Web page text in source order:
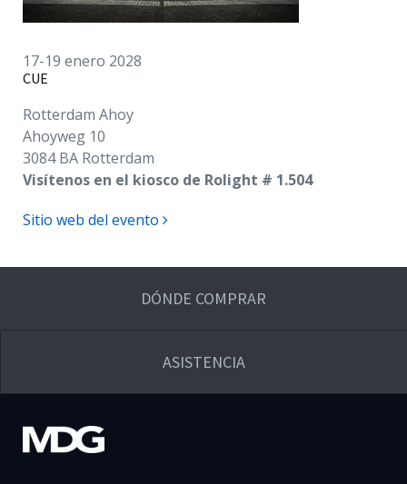
17-19 enero 2028
CUE
Rotterdam Ahoy
Ahoyweg 10
3084 BA Rotterdam
Visítenos en el kiosco de Rolight # 1.504
Sitio web del evento
DÓNDE COMPRAR
ASISTENCIA